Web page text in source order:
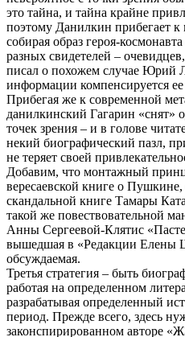
это тайна, и тайна крайне
поэтому Данилкин прибегает
собирая образ героя-
разных свидетелей –
писал о похожем случае Юрий
информации компенсируется
Прибегая же к современной
данилкинский Гагарин «снят»
точек зрения – и в голове
некий биографический пазл,
не теряет своей
Добавим, что монтажный
вересаевской книге о
скандальной книге Тамары
такой же повествовательной
Анны Сергеевой-Клятис
вышедшая в «Редакции Елены
обсуждаемая.
Третья стратегия – быть
работая на определенном
разрабатывая определенный
период. Прежде всего, здесь
законспирированном авторе